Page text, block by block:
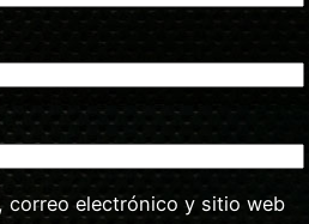
correo electrónico y sitio web